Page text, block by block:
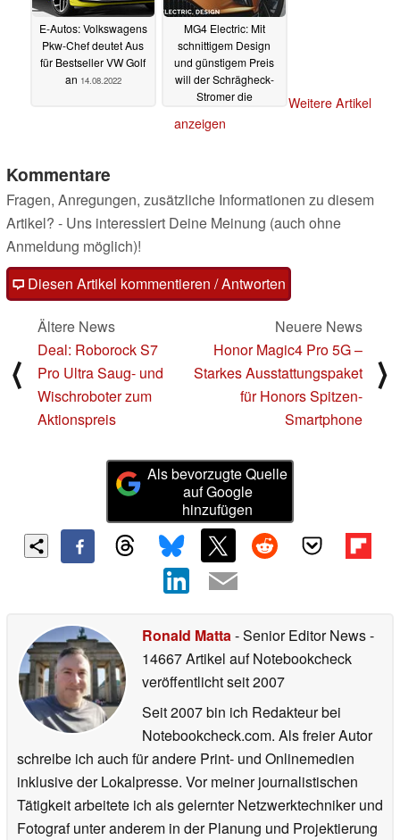
E-Autos: Volkswagens
Pkw-Chef deutet Aus
für Bestseller VW Golf
an 14.08.2022
MG4 Electric: Mit
schnittigem Design
und günstigem Preis
will der Schrägheck-
Stromer die
aufmischen
Weitere Artikel
anzeigen
Kommentare
Fragen, Anregungen, zusätzliche Informationen zu diesem
Artikel? - Uns interessiert Deine Meinung (auch ohne
Anmeldung möglich)!
Diesen Artikel kommentieren / Antworten
⟨
Ältere News
Deal: Roborock S7
Pro Ultra Saug- und
Wischroboter zum
Aktionspreis
Neuere News
Honor Magic4 Pro 5G –
Starkes Ausstattungspaket
für Honors Spitzen-
Smartphone
⟩
Als bevorzugte Quelle
auf Google
hinzufügen
Ronald Matta- Senior Editor News-
14667 Artikel auf Notebookcheck
veröffentlichtseit 2007
Seit 2007 bin ich Redakteur bei
Notebookcheck.com. Als freier Autor
schreibe ich auch für andere Print- und Onlinemedien
inklusive der Lokalpresse. Vor meiner journalistischen
Tätigkeit arbeitete ich als gelernter Netzwerktechniker und
Fotograf unter anderem in der Planung und Projektierung